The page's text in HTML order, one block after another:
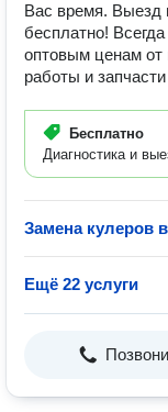
Вас время. Выезд
бесплатно!
оптовым ценам от
работы и
Бесплатно
Диагностика и
Замена кулеров
Ещё 22 услуги